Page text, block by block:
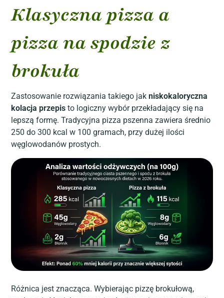
Klasyczna pizza a
pizza na spodzie z
brokuła
Zastosowanie rozwiązania takiego jakniskokaloryczna
kolacja przepis to logiczny wybór przekładający się na
lepszą formę. Tradycyjna pizza pszenna zawiera średnio
250 do 300 kcal w 100 gramach, przy dużej ilości
węglowodanów prostych.
Różnica jest znacząca. Wybierając pizzę brokułową,